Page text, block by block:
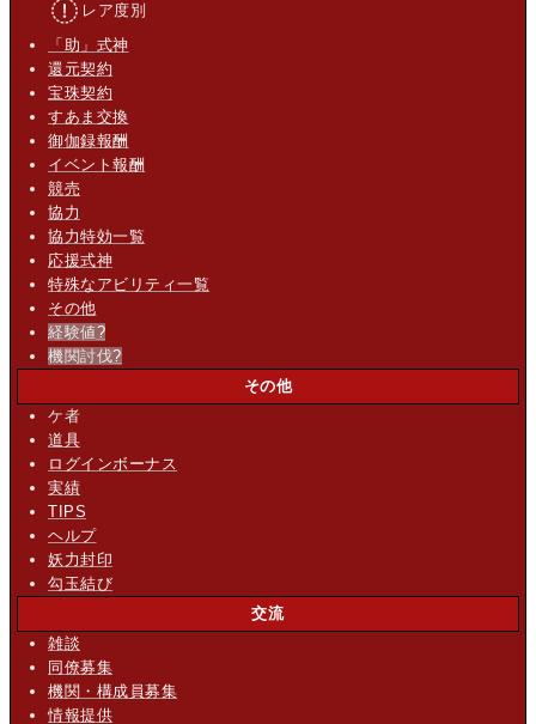
レア度別
「助」式神
還元契約
宝珠契約
すあま交換
御伽録報酬
イベント報酬
競売
協力
協力特効一覧
応援式神
特殊なアビリティ一覧
その他
経験値?
機関討伐?
その他
ケ者
道具
ログインボーナス
実績
TIPS
ヘルプ
妖力封印
勾玉結び
交流
雑談
同僚募集
機関・構成員募集
情報提供